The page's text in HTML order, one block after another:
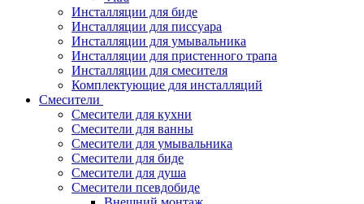
Инсталляции для биде
Инсталляции для писсуара
Инсталляции для умывальника
Инсталляции для пристенного трапа
Инсталляции для смесителя
Комплектующие для инсталляций
Смесители
Смесители для кухни
Смесители для ванны
Смесители для умывальника
Смесители для биде
Смесители для душа
Смесители псевдобиде